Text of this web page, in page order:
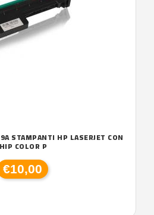
STAMPANTI HP LASERJET CON
COLOR P
€10,00